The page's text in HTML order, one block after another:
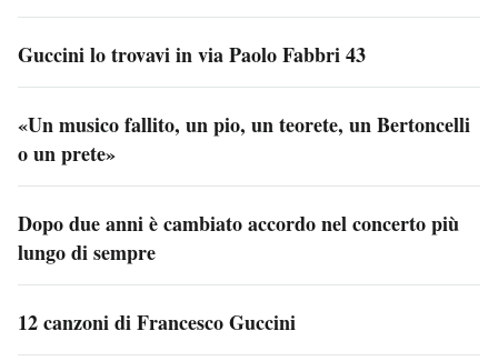
Guccini lo trovavi in via Paolo Fabbri 43
«Un musico fallito, un pio, un teorete, un Bertoncelli
o un prete»
Dopo due anni è cambiato accordo nel concerto più
lungo di sempre
12 canzoni di Francesco Guccini